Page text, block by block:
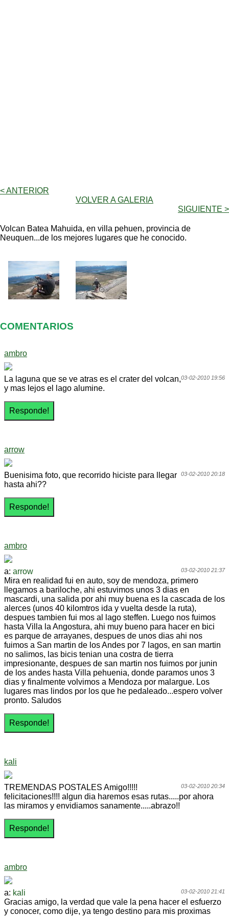
< ANTERIOR
VOLVER A GALERIA
SIGUIENTE >
Volcan Batea Mahuida, en villa pehuen, provincia de
Neuquen...de los mejores lugares que he conocido.
COMENTARIOS
ambro
03-02-2010 19:56
La laguna que se ve atras es el crater del volcan,
y mas lejos el lago alumine.
arrow
03-02-2010 20:18
Buenisima foto, que recorrido hiciste para llegar
hasta ahi??
ambro
03-02-2010 21:37
a: arrow
Mira en realidad fui en auto, soy de mendoza, primero
llegamos a bariloche, ahi estuvimos unos 3 dias en
mascardi, una salida por ahi muy buena es la cascada de los
alerces (unos 40 kilomtros ida y vuelta desde la ruta),
despues tambien fui mos al lago steffen. Luego nos fuimos
hasta Villa la Angostura, ahi muy bueno para hacer en bici
es parque de arrayanes, despues de unos dias ahi nos
fuimos a San martin de los Andes por 7 lagos, en san martin
no salimos, las bicis tenian una costra de tierra
impresionante, despues de san martin nos fuimos por junin
de los andes hasta Villa pehuenia, donde paramos unos 3
dias y finalmente volvimos a Mendoza por malargue. Los
lugares mas lindos por los que he pedaleado...espero volver
pronto. Saludos
kali
03-02-2010 20:34
TREMENDAS POSTALES Amigo!!!!!
felicitaciones!!!! algun dia haremos esas rutas.....por ahora
las miramos y envidiamos sanamente.....abrazo!!
ambro
03-02-2010 21:41
a: kali
Gracias amigo, la verdad que vale la pena hacer el esfuerzo
y conocer, como dije, ya tengo destino para mis proximas